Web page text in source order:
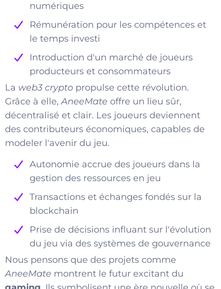
numériques
Rémunération pour les compétences et
le temps investi
Introduction d'un marché de joueurs
producteurs et consommateurs
La web3 crypto propulse cette révolution.
Grâce à elle,AneeMate offre un lieu sûr,
décentralisé et clair. Les joueurs deviennent
des contributeurs économiques, capables de
modeler l'avenir du jeu.
Autonomie accrue des joueurs dans la
gestion des ressources en jeu
Transactions et échanges fondés sur la
blockchain
Prise de décisions influant sur l'évolution
du jeu via des systèmes de gouvernance
Nous pensons que des projets comme
AneeMate montrent le futur excitant du